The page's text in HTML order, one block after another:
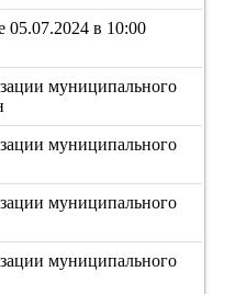
05.07.2024 в 10:00
муниципального
муниципального
муниципального
муниципального